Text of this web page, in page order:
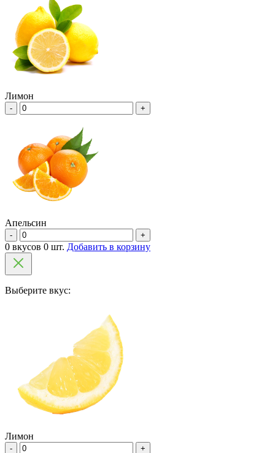
Лимон
- +
Апельсин
- +
0 вкусов 0 шт. Добавить в корзину
Выберите вкус:
Лимон
- +